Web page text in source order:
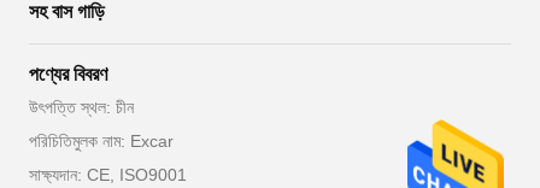
সহ বাস গাড়ি
পণ্যের বিবরণ
উৎপত্তি স্থল: চীন
পরিচিতিমুলক নাম: Excar
সাক্ষ্যদান: CE, ISO9001